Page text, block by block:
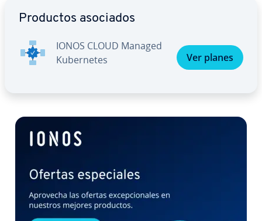
Productos asociados
IONOS CLOUD Managed
Ku­be­r­ne­tes
Ver planes